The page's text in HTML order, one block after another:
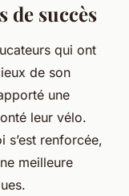
de succès
qui ont
de son
une
leur vélo.
s’est renforcée,
meilleure